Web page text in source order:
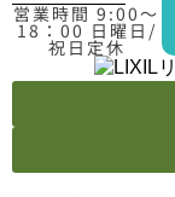
営業時間 9:00〜
18：00 日曜日/
祝日定休